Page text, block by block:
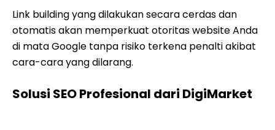
Link building yang dilakukan secara cerdas dan
otomatis akan memperkuat otoritas website Anda
di mata Google tanpa risiko terkena penalti akibat
cara-cara yang dilarang.
Solusi SEO Profesional dari DigiMarket